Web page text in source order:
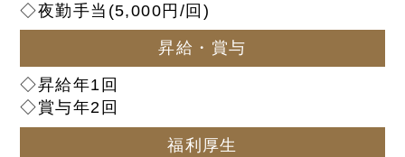
◇夜勤手当(5,000円/回)
昇給・賞与
◇昇給年1回
◇賞与年2回
福利厚生